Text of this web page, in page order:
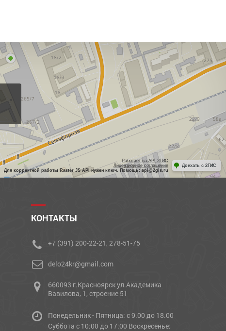
Работает на API 2ГИС
Лицензионное соглашение
Для корректной работы Raster JS API нужен ключ. Помощь: api@2gis.ru
Доехать с 2ГИС
КОНТАКТЫ
+7 (391) 200-22-21, 278-51-75
delo24kr@gmail.com
660093 г.Красноярск ул.Академика
Вавилова, 1, строение 51
Понедельник - Пятница: с 9.00 до 18.00
Cуббота с 10:00 до 17:00 Воскресенье: